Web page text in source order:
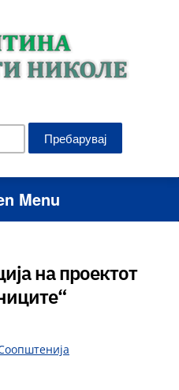
Menu
на проектот